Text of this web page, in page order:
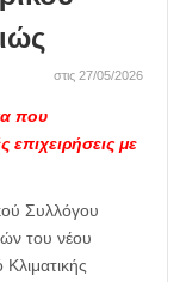
στις 27/05/2026
που
επιχειρήσεις με
Συλλόγου
του νέου